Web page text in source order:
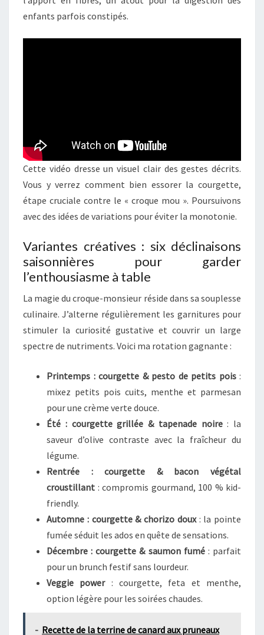
enfants parfois constipés.
Cette vidéo dresse un visuel clair des gestes décrits.
Vous y verrez comment bien essorer la courgette,
étape cruciale contre le « croque mou ». Poursuivons
avec des idées de variations pour éviter la monotonie.
Variantes créatives : six déclinaisons
saisonnières pour garder
l’enthousiasme à table
La magie du croque-monsieur réside dans sa souplesse
culinaire. J’alterne régulièrement les garnitures pour
stimuler la curiosité gustative et couvrir un large
spectre de nutriments. Voici ma rotation gagnante :
Printemps : courgette & pesto de petits pois:
mixez petits pois cuits, menthe et parmesan
pour une crème verte douce.
Été : courgette grillée & tapenade noire: la
saveur d’olive contraste avec la fraîcheur du
légume.
Rentrée : courgette & bacon végétal
croustillant : compromis gourmand, 100 % kid-
friendly.
Automne : courgette & chorizo doux: la pointe
fumée séduit les ados en quête de sensations.
Décembre : courgette & saumon fumé: parfait
pour un brunch festif sans lourdeur.
Veggie power: courgette, feta et menthe,
option légère pour les soirées chaudes.
- Recette de la terrine de canard aux pruneaux